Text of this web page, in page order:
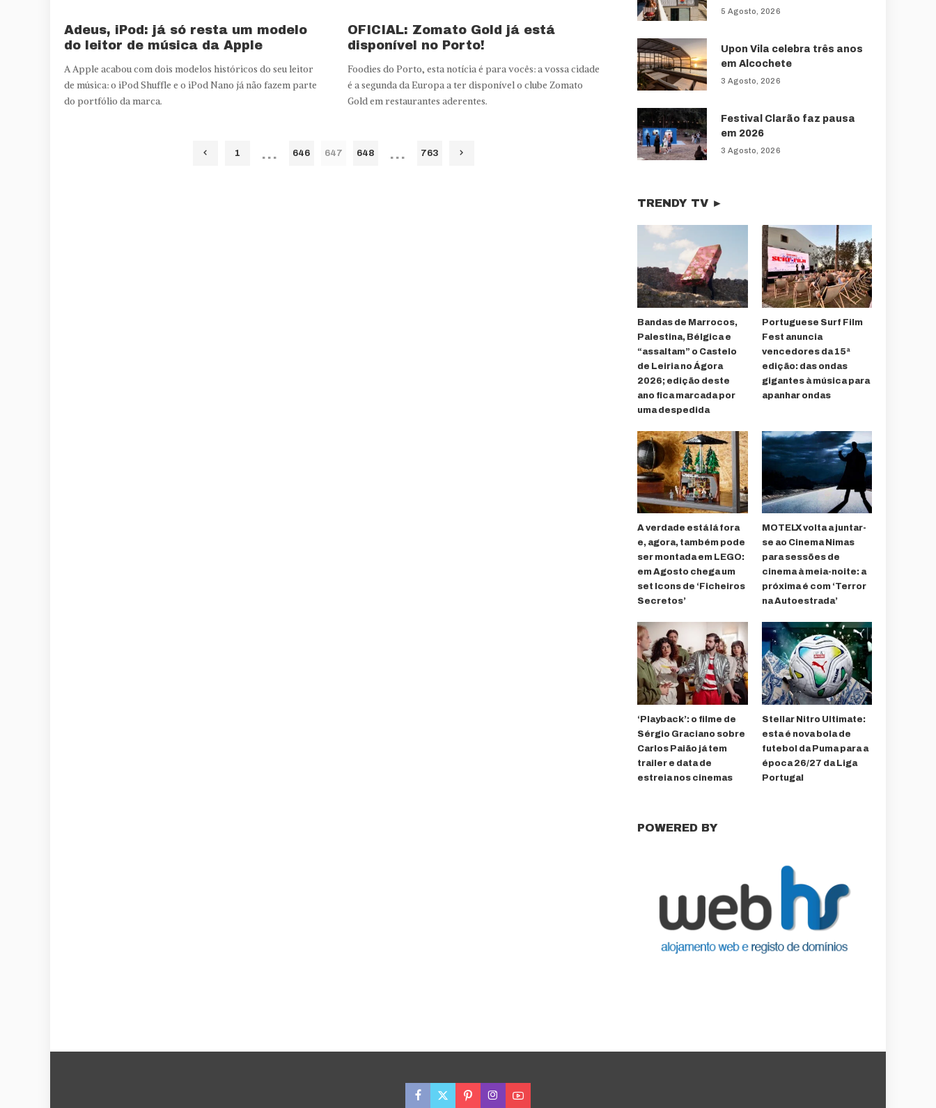
Adeus, iPod: já só resta um modelo
do leitor de música da Apple
A Apple acabou com dois modelos históricos do seu leitor
de música: o iPod Shuffle e o iPod Nano já não fazem parte
do portfólio da marca.
OFICIAL: Zomato Gold já está
disponível no Porto!
Foodies do Porto, esta notícia é para vocês: a vossa cidade
é a segunda da Europa a ter disponível o clube Zomato
Gold em restaurantes aderentes.
1 … 646 647 648 … 763
5 Agosto, 2026
Upon Vila celebra três anos
em Alcochete
3 Agosto, 2026
Festival Clarão faz pausa
em 2026
3 Agosto, 2026
TRENDY TV ►
Bandas de Marrocos,
Palestina, Bélgica e
“assaltam” o Castelo
de Leiria no Ágora
2026; edição deste
ano fica marcada por
uma despedida
Portuguese Surf Film
Fest anuncia
vencedores da 15ª
edição: das ondas
gigantes à música para
apanhar ondas
A verdade está lá fora
e, agora, também pode
ser montada em LEGO:
em Agosto chega um
set Icons de ‘Ficheiros
Secretos’
MOTELX volta a juntar-
se ao Cinema Nimas
para sessões de
cinema à meia-noite: a
próxima é com ‘Terror
na Autoestrada’
‘Playback’: o filme de
Sérgio Graciano sobre
Carlos Paião já tem
trailer e data de
estreia nos cinemas
Stellar Nitro Ultimate:
esta é nova bola de
futebol da Puma para a
época 26/27 da Liga
Portugal
POWERED BY